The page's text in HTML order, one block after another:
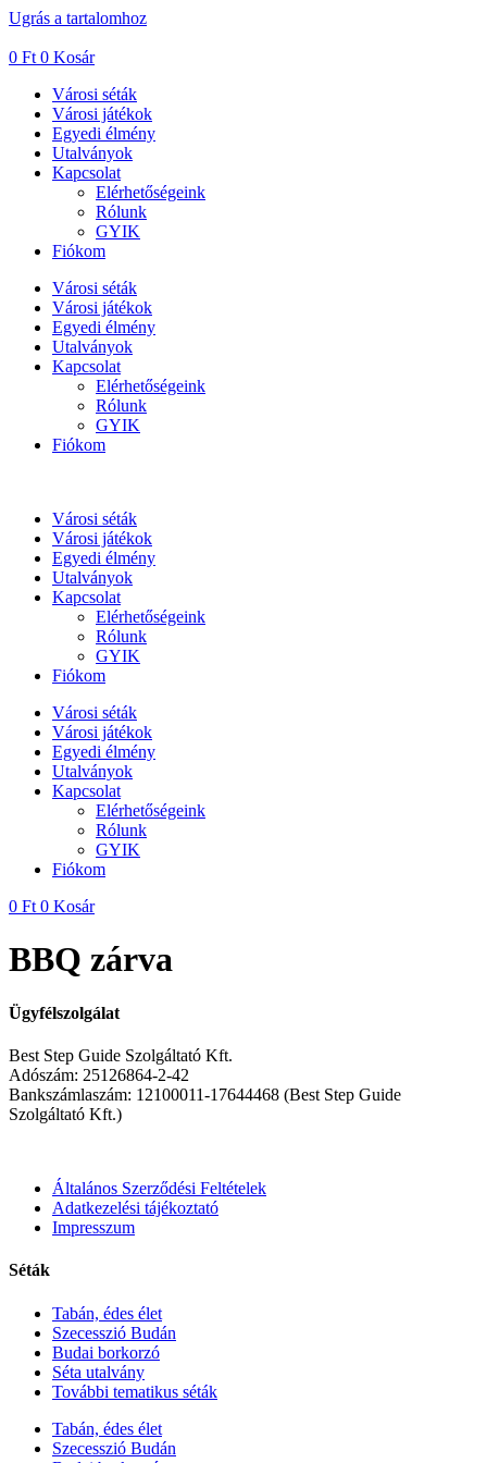
Ugrás a tartalomhoz
0 Ft 0 Kosár
Városi séták
Városi játékok
Egyedi élmény
Utalványok
Kapcsolat
Elérhetőségeink
Rólunk
GYIK
Fiókom
Városi séták
Városi játékok
Egyedi élmény
Utalványok
Kapcsolat
Elérhetőségeink
Rólunk
GYIK
Fiókom
Városi séták
Városi játékok
Egyedi élmény
Utalványok
Kapcsolat
Elérhetőségeink
Rólunk
GYIK
Fiókom
Városi séták
Városi játékok
Egyedi élmény
Utalványok
Kapcsolat
Elérhetőségeink
Rólunk
GYIK
Fiókom
0 Ft 0 Kosár
BBQ zárva
Ügyfélszolgálat
Best Step Guide Szolgáltató Kft.
Adószám: 25126864-2-42
Bankszámlaszám: 12100011-17644468 (Best Step Guide
Szolgáltató Kft.)
Általános Szerződési Feltételek
Adatkezelési tájékoztató
Impresszum
Séták
Tabán, édes élet
Szecesszió Budán
Budai borkorzó
Séta utalvány
További tematikus séták
Tabán, édes élet
Szecesszió Budán